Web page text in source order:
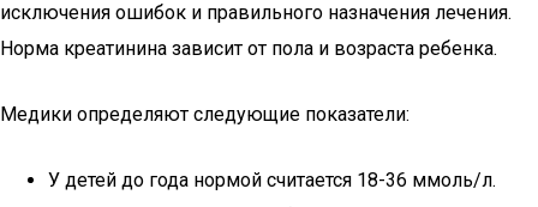
исключения ошибок и правильного назначения лечения.
Норма креатинина зависит от пола и возраста ребенка.
Медики определяют следующие показатели:
У детей до года нормой считается 18-36 ммоль/л.